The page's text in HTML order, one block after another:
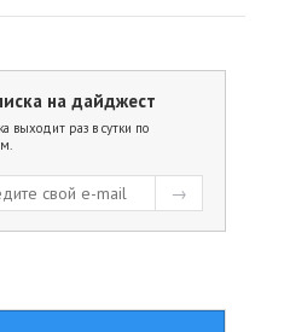
на дайджест
выходит раз в сутки по